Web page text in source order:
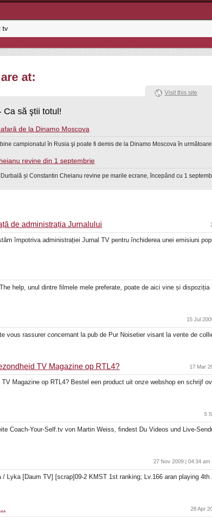
at:
Ca să ştii totul!
de la Dinamo Moscova
campionatul în Rusia şi poate fi demis de la Dinamo Moscova în
revine din 1 septembrie
Durbală și Constantin Cheianu revine pe marile ecrane, începând cu 1
Visit this site
de administrația Jurnalului
împotriva administrației Jurnal TV pentru închiderea unei emisiuni
help, unul dintre filmele mele preferate, poate de aici vine și
15 Jul
vous rassurer concernant la pub de Pur Noisetier visant la vente de
TV Magazine op RTL4? 17 Mar
Magazine op RTL4? Bestel een product uit onze webshop en schrijf
5
Coach-Your-Self.tv von Martin Weiss, findest Du Videos und Live-
27 Nov 2009 | 04:34 am
Lyka [Daum TV] [scrap]09-2 KMST 1st ranking; Lv.166 aran playing 4th
28 Apr